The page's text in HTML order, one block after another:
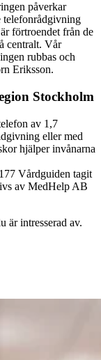
påverkar
telefonrådgivning
förtroendet från de
centralt. Vår
rubbas och
Eriksson.
Stockholm
av 1,7
eller med
hjälper invånarna
Vårdguiden tagit
av MedHelp AB
är intresserad av.